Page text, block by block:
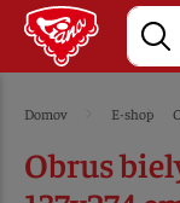
Domov E-shop
Obrus